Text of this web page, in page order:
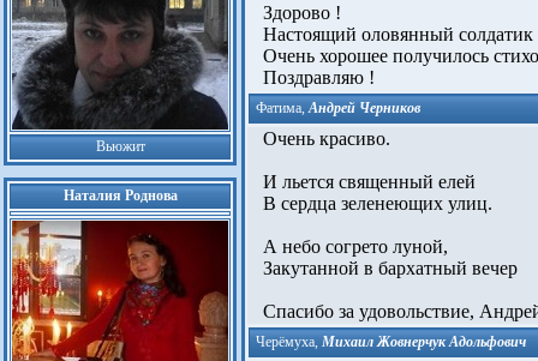
Вьюжит
Наталия Роднова
Здорово !
Настоящий оловянный солдатик
Очень хорошее получилось
Поздравляю !
Фатима,Андрей Черников
Очень красиво.
И льется священный елей
В сердца зеленеющих улиц.
А небо согрето луной,
Закутанной в бархатный вечер
Спасибо за удовольствие,
Черёмуха, Михаил Жовнерчук Адольфович